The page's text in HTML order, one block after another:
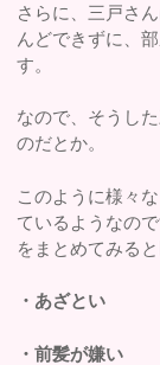
さらに、三戸さ
んどできずに、
す。
なので、そうし
のだとか。
このように様々
ているようなの
をまとめてみる
・あざとい
・前髪が嫌い